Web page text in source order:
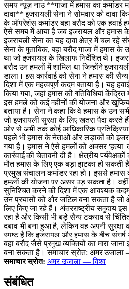
समय न्यूज़ नाउ **गाजा में हमास का कमांडर
दावा** इजरायली सेना ने सोमवार को दावा
के ऑपरेशंस कमांडर बहा बरौद को एक हवाई
ऐसे समय में आया है जब इजरायल और हमास के
इजरायली सेना का यह दावा क्षेत्र में चल रहे
सेना के मुताबिक, बहा बरौद गाजा में हमास के
था जो इजरायल के खिलाफ निर्देशित थे।
बरौद उन हमलों में शामिल था जिन्होंने
डाला। इस कार्रवाई को सेना ने हमास की
दिशा में एक महत्वपूर्ण कदम बताया है। यह
किया गया, जहां हमास की गतिविधियां
इस हमले को कई महीनों की योजना और
बताया है। सेना ने कहा कि वे हमास के उन सभी
जो इजरायली सुरक्षा के लिए खतरा पैदा
ओर से अभी तक कोई आधिकारिक
पहले भी हमास के नेताओं और लड़ाकों को
गया है। हमास ने ऐसे हमलों को अक्सर 'हत्या'
कार्रवाई की चेतावनी दी है। क्षेत्रीय
मौत हमास के लिए एक बड़ा झटका हो सकती
प्रमुख संचालन कमांडर रहा हो। इससे हमास
हमलों की योजना पर असर पड़ सकता है।
सुनिश्चित करने की दिशा में एक आवश्यक
उन प्रयासों को और जटिल बना सकता है जो
लिए किए जा रहे हैं। अंतरराष्ट्रीय समुदाय
रहा है और किसी भी बड़े सैन्य टकराव से
दबाव भी बना हुआ है, लेकिन वह अपनी सुरक्षा
स्पष्ट है कि इजरायल और हमास के बीच
बहा बरौद जैसे प्रमुख व्यक्तियों का मारा
बना सकता है। समाचार स्रोत: अमर उजाला
समाचार स्रोत: अमर उजाला — विश्व
संबंधित